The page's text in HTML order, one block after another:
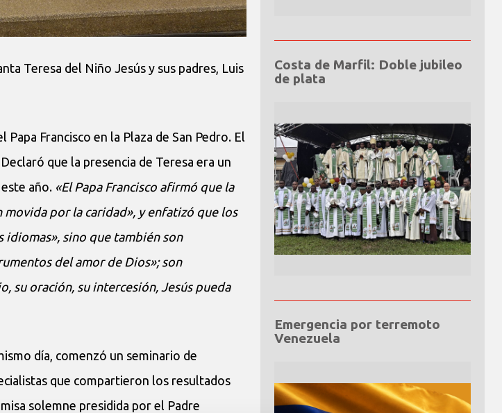
Teresa del Niño Jesús y sus padres, Luis
Francisco en la Plaza de San Pedro. El
que la presencia de Teresa era un
año. «El Papa Francisco afirmó que la
por la caridad», y enfatizó que los
idiomas», sino que también son
del amor de Dios»; son
su oración, su intercesión, Jesús pueda
día, comenzó un seminario de
que compartieron los resultados
solemne presidida por el Padre
Costa de Marfil: Doble jubileo
de plata
Emergencia por terremoto
Venezuela